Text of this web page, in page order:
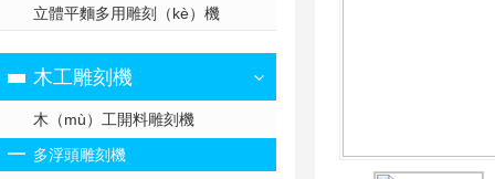
立體平麵多用雕刻（kè）機
木工雕刻機
木（mù）工開料雕刻機
多浮頭雕刻機